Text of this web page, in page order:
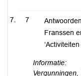
7
Franssen
Informatie: